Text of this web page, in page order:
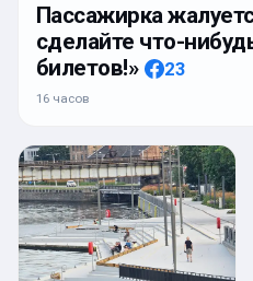
Пассажирка
сделайте что-
билетов!»
23
16 часов